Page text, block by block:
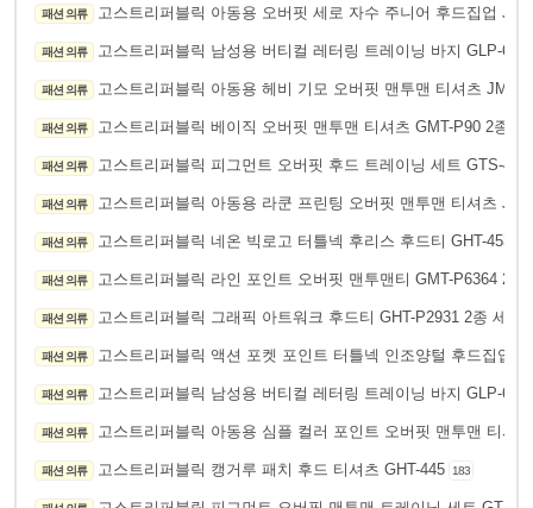
패션 의류 고스트리퍼블릭 아동용 오버핏 세로 자수 주니어 후드집업
패션 의류 고스트리퍼블릭 남성용 버티컬 레터링 트레이닝 바지 GLP-621
패션 의류 고스트리퍼블릭 아동용 헤비 기모 오버핏 맨투맨 티셔츠 JMT-
패션 의류 고스트리퍼블릭 베이직 오버핏 맨투맨 티셔츠 GMT-P90 2종세
패션 의류 고스트리퍼블릭 피그먼트 오버핏 후드 트레이닝 세트 GTS-
패션 의류 고스트리퍼블릭 아동용 라쿤 프린팅 오버핏 맨투맨 티셔츠
패션 의류 고스트리퍼블릭 네온 빅로고 터틀넥 후리스 후드티 GHT-453
패션 의류 고스트리퍼블릭 라인 포인트 오버핏 맨투맨티 GMT-P6364 2종
패션 의류 고스트리퍼블릭 그래픽 아트워크 후드티 GHT-P2931 2종 세트
패션 의류 고스트리퍼블릭 액션 포켓 포인트 터틀넥 인조양털 후드집업
패션 의류 고스트리퍼블릭 남성용 버티컬 레터링 트레이닝 바지 GLP-621
패션 의류 고스트리퍼블릭 아동용 심플 컬러 포인트 오버핏 맨투맨 티셔
패션 의류 고스트리퍼블릭 캥거루 패치 후드 티셔츠 GHT-445 183